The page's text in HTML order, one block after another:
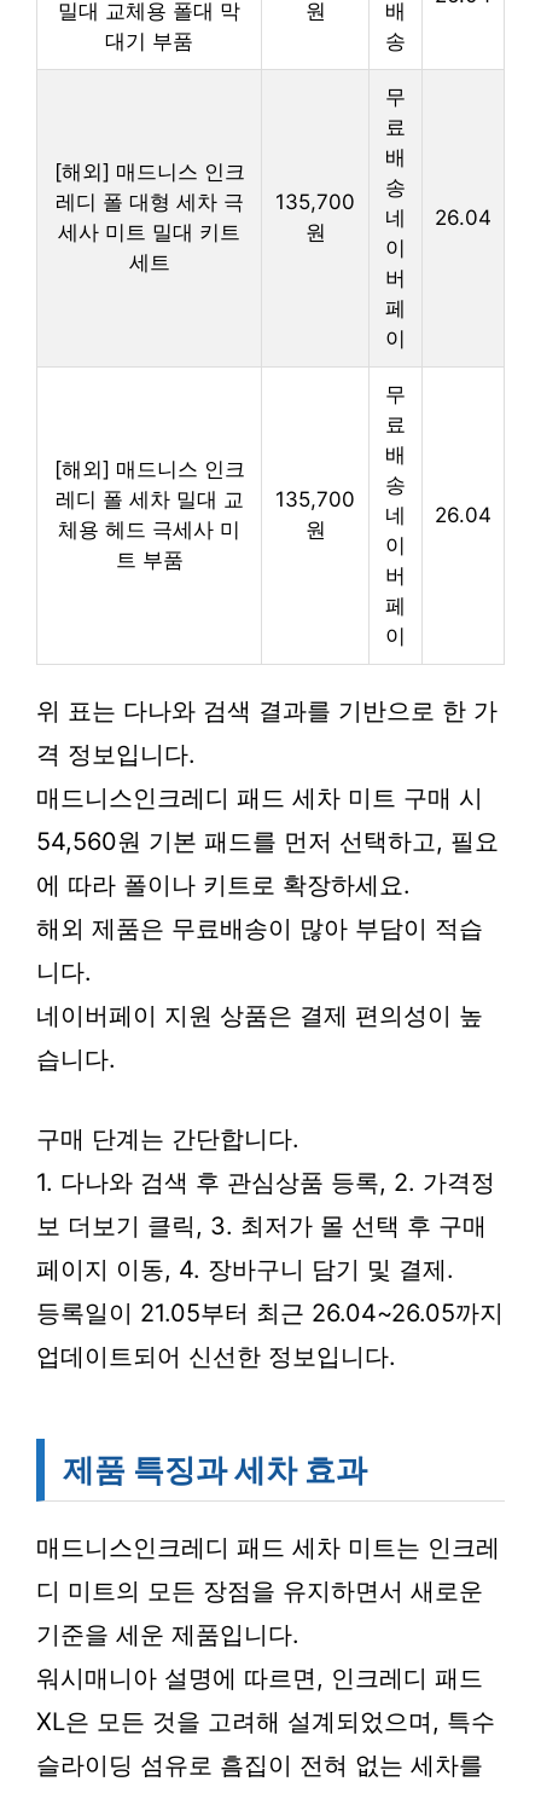
밀대 교체용 폴대 막
대기 부품
원
배
송
[해외] 매드니스 인크
레디 폴 대형 세차 극
세사 미트 밀대 키트
세트
135,700
원
무
료
배
송
네
이
버
페
이
26.04
[해외] 매드니스 인크
레디 폴 세차 밀대 교
체용 헤드 극세사 미
트 부품
135,700
원
무
료
배
송
네
이
버
페
이
26.04
위 표는 다나와 검색 결과를 기반으로 한 가
격 정보입니다.
매드니스인크레디 패드 세차 미트 구매 시
54,560원 기본 패드를 먼저 선택하고, 필요
에 따라 폴이나 키트로 확장하세요.
해외 제품은 무료배송이 많아 부담이 적습
니다.
네이버페이 지원 상품은 결제 편의성이 높
습니다.
구매 단계는 간단합니다.
1. 다나와 검색 후 관심상품 등록, 2. 가격정
보 더보기 클릭, 3. 최저가 몰 선택 후 구매
페이지 이동, 4. 장바구니 담기 및 결제.
등록일이 21.05부터 최근 26.04~26.05까지
업데이트되어 신선한 정보입니다.
제품 특징과 세차 효과
매드니스인크레디 패드 세차 미트는 인크레
디 미트의 모든 장점을 유지하면서 새로운
기준을 세운 제품입니다.
워시매니아 설명에 따르면, 인크레디 패드
XL은 모든 것을 고려해 설계되었으며, 특수
슬라이딩 섬유로 흠집이 전혀 없는 세차를